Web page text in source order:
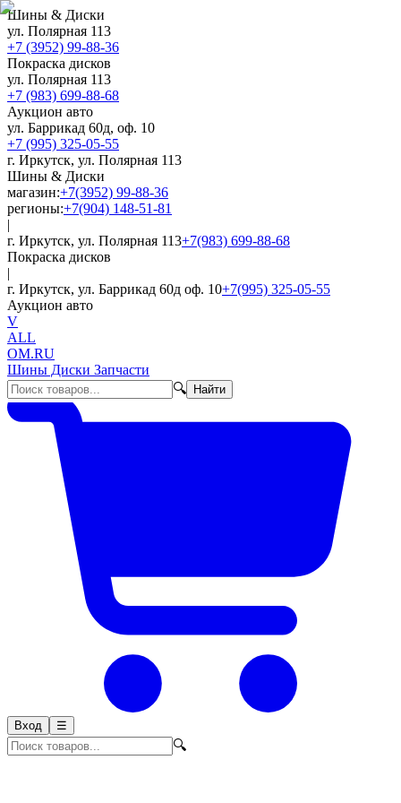
Шины & Диски
ул. Полярная 113
+7 (3952) 99-88-36
Покраска дисков
ул. Полярная 113
+7 (983) 699-88-68
Аукцион авто
ул. Баррикад 60д, оф. 10
+7 (995) 325-05-55
г. Иркутск, ул. Полярная 113
Шины & Диски
магазин:+7(3952) 99-88-36
регионы:+7(904) 148-51-81
|
г. Иркутск, ул. Полярная 113+7(983) 699-88-68
Покраска дисков
|
г. Иркутск, ул. Баррикад 60д оф. 10+7(995) 325-05-55
Аукцион авто
V
ALL
OM.RU
Шины Диски Запчасти
🔍
Найти
Вход ☰
🔍